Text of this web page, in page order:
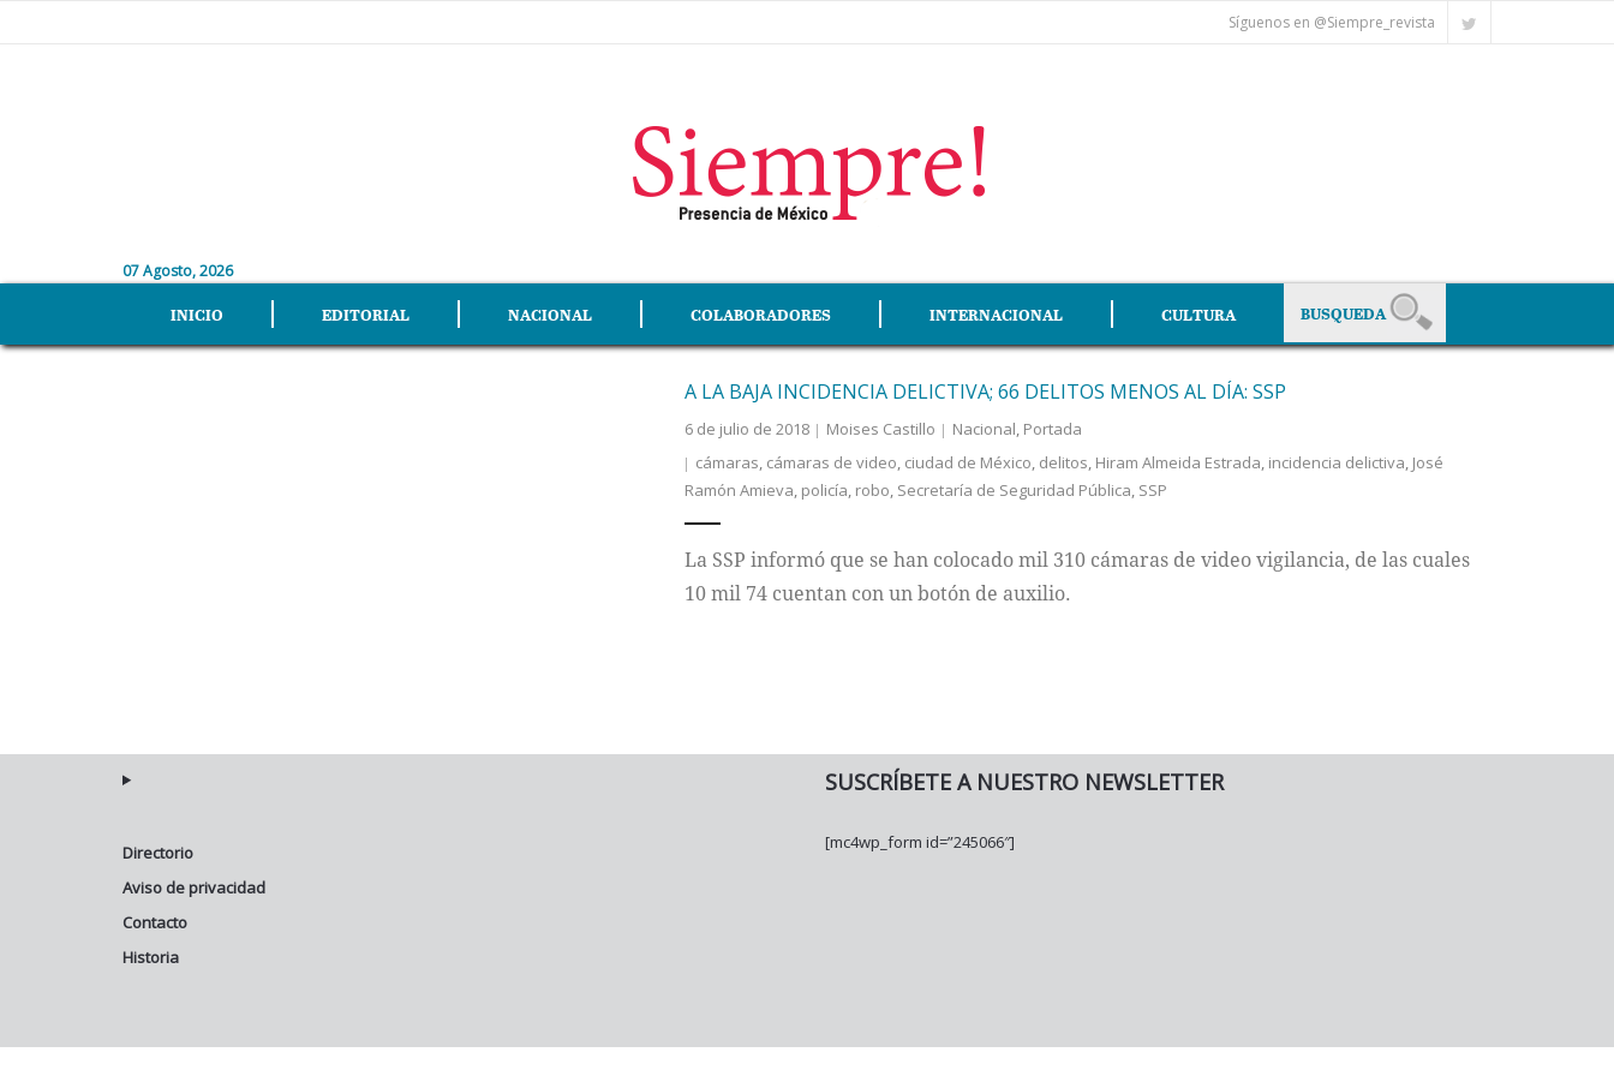
Síguenos en @Siempre_revista
07 Agosto, 2026
INICIO EDITORIAL NACIONAL COLABORADORES INTERNACIONAL CULTURA
A LA BAJA INCIDENCIA DELICTIVA; 66 DELITOS MENOS AL DÍA: SSP
6 de julio de 2018 Moises Castillo Nacional, Portada
cámaras, cámaras de video, ciudad de México, delitos, Hiram Almeida Estrada, incidencia delictiva, José
Ramón Amieva, policía, robo, Secretaría de Seguridad Pública, SSP
La SSP informó que se han colocado mil 310 cámaras de video vigilancia, de las cuales
10 mil 74 cuentan con un botón de auxilio.
Directorio
Aviso de privacidad
Contacto
Historia
SUSCRÍBETE A NUESTRO NEWSLETTER
[mc4wp_form id=”245066″]